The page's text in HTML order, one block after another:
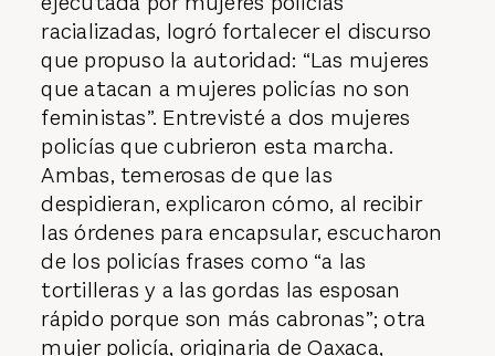
racializadas, logró fortalecer el discurso
que propuso la autoridad: “Las mujeres
que atacan a mujeres policías no son
feministas”. Entrevisté a dos mujeres
policías que cubrieron esta marcha.
Ambas, temerosas de que las
despidieran, explicaron cómo, al recibir
las órdenes para encapsular, escucharon
de los policías frases como “a las
tortilleras y a las gordas las esposan
rápido porque son más cabronas”; otra
mujer policía, originaria de Oaxaca,